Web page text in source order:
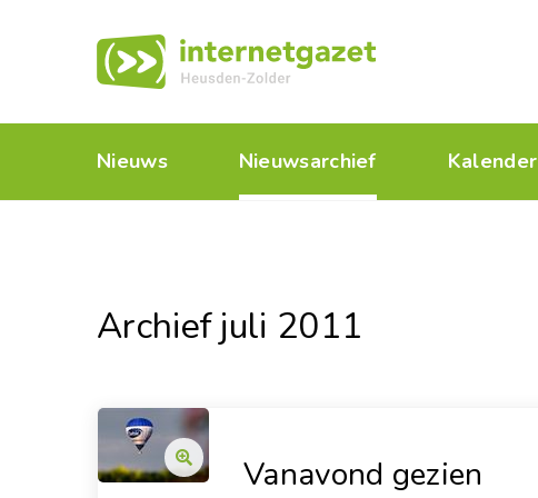
Nieuws Nieuwsarchief Kalender
Archief juli 2011
Vanavond gezien